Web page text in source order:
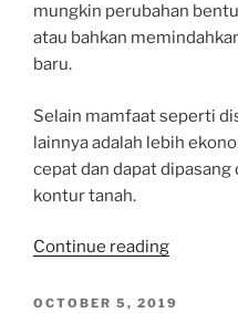
mungkin perubahan
atau bahkan
baru.
Selain mamfaat seperti
lainnya adalah lebih
cepat dan dapat
kontur tanah.
Continue reading
BETON”
POSTED
OCTOBER 5, 2019